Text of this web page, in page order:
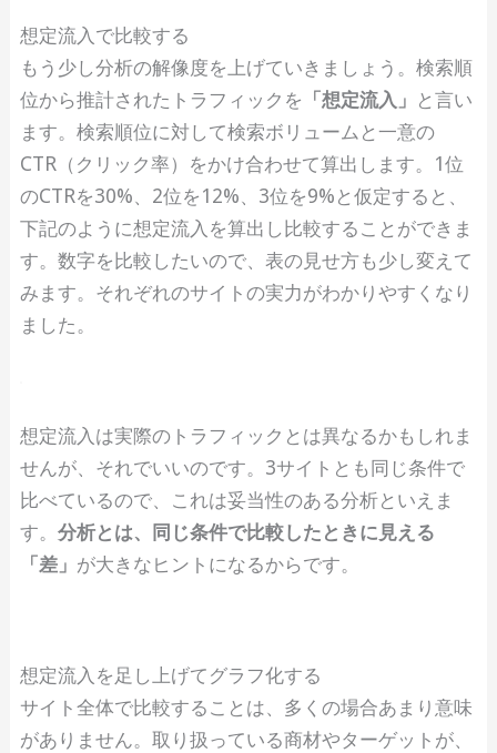
想定流入で比較する
もう少し分析の解像度を上げていきましょう。検索順
位から推計されたトラフィックを 「想定流入」 と言い
ます。検索順位に対して検索ボリュームと一意の
CTR（クリック率）をかけ合わせて算出します。1位
のCTRを30%、2位を12%、3位を9%と仮定すると、
下記のように想定流入を算出し比較することができま
す。数字を比較したいので、表の見せ方も少し変えて
みます。それぞれのサイトの実力がわかりやすくなり
ました。
想定流入は実際のトラフィックとは異なるかもしれま
せんが、それでいいのです。3サイトとも同じ条件で
比べているので、これは妥当性のある分析といえま
す。 分析とは、同じ条件で比較したときに見える
「差」 が大きなヒントになるからです。
想定流入を足し上げてグラフ化する
サイト全体で比較することは、多くの場合あまり意味
がありません。取り扱っている商材やターゲットが、